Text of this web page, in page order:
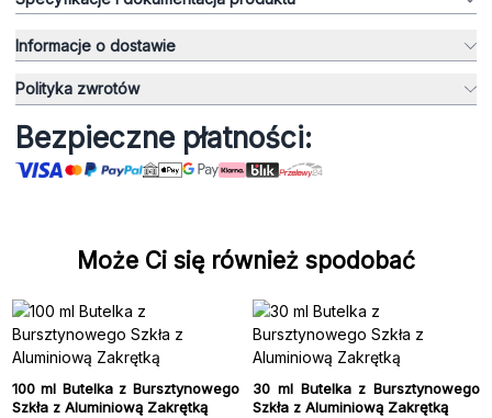
Informacje o dostawie
Polityka zwrotów
Bezpieczne płatności:
Może Ci się również spodobać
100 ml Butelka z Bursztynowego
Szkła z Aluminiową Zakrętką
30 ml Butelka z Bursztynowego
Szkła z Aluminiową Zakrętką